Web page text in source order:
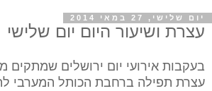
יום שלישי, 27 במאי 2014
עצרת ושיעור היום יום שלישי
בעקבות אירועי יום ירושלים שמתקים
עצרת תפילה ברחבת הכותל המערבי